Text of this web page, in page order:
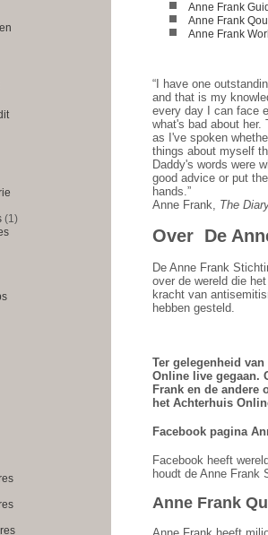
(1)
Anne Frank
Anne Frank
Anne Frank
“I have one
and that is my
every day I can face
what's bad about
as I've spoken
things about myself
Daddy's words were
good advice or put
hands.”
Anne Frank, The
Over De
De Anne Frank
over de wereld die
kracht van
hebben gesteld.
Ter gelegenheid
Online live gegaan.
Frank en de andere
het Achterhuis
Facebook pagina
Facebook heeft
houdt de Anne Frank
Anne Frank